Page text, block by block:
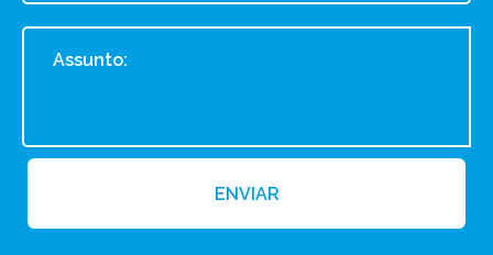
ENVIAR